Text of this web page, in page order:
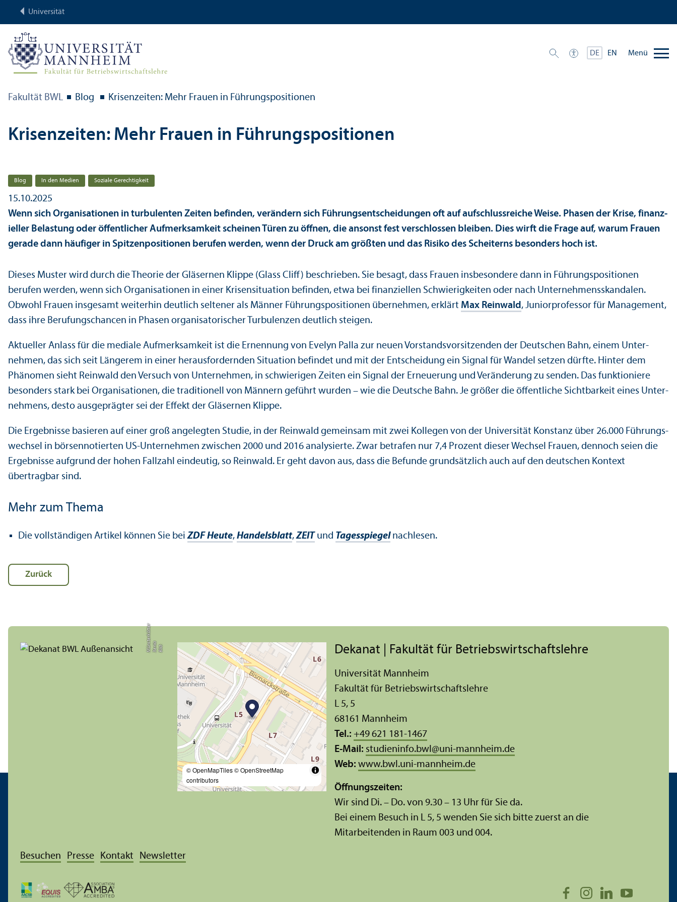
Universität
DE EN Menü
Fakultät BWL Blog Krisenzeiten: Mehr Frauen in Führungs­positionen
Krisenzeiten: Mehr Frauen in Führungs­positionen
Blog In den Medien Soziale Gerechtigkeit
15.10.2025
Wenn sich Organisationen in turbulenten Zeiten befinden, verändern sich Führungs­entscheidungen oft auf aufschlussreiche Weise. Phasen der Krise, finanz­
ieller Belastung oder öffentlicher Aufmerksamkeit scheinen Türen zu öffnen, die ansonst fest verschlossen bleiben. Dies wirft die Frage auf, warum Frauen
gerade dann häufiger in Spitzenpositionen berufen werden, wenn der Druck am größten und das Risiko des Scheiterns besonders hoch ist.
Dieses Muster wird durch die Theorie der Gläsernen Klippe (Glass Cliff) beschrieben. Sie besagt, dass Frauen insbesondere dann in Führungs­positionen
berufen werden, wenn sich Organisationen in einer Krisensituation befinden, etwa bei finanz­iellen Schwierigkeiten oder nach Unter­nehmens­skandalen.
Obwohl Frauen insgesamt weiterhin deutlich seltener als Männer Führungs­positionen übernehmen, erklärt Max Reinwald, Junior­professor für Management,
dass ihre Berufungs­chancen in Phasen organisatorischer Turbulenzen deutlich steigen.
Aktueller Anlass für die mediale Aufmerksamkeit ist die Ernennung von Evelyn Palla zur neuen Vorstandsvorsitzenden der Deutschen Bahn, einem Unter­
nehmen, das sich seit Längerem in einer herausfordernden Situation befindet und mit der Entscheidung ein Signal für Wandel setzen dürfte. Hinter dem
Phänomen sieht Reinwald den Versuch von Unter­nehmen, in schwierigen Zeiten ein Signal der Erneuerung und Veränderung zu senden. Das funktioniere
besonders stark bei Organisationen, die traditionell von Männern geführt wurden – wie die Deutsche Bahn. Je größer die öffentliche Sichtbarkeit eines Unter­
nehmens, desto ausgeprägter sei der Effekt der Gläsernen Klippe.
Die Ergebnisse basieren auf einer groß angelegten Studie, in der Reinwald gemeinsam mit zwei Kollegen von der Universität Konstanz über 26.000 Führungs­
wechsel in börsennotierten US-Unter­nehmen zwischen 2000 und 2016 analysierte. Zwar betrafen nur 7,4 Prozent dieser Wechsel Frauen, dennoch seien die
Ergebnisse aufgrund der hohen Fallzahl eindeutig, so Reinwald. Er geht davon aus, dass die Befunde grundsätzlich auch auf den deutschen Kontext
übertragbar sind.
Mehr zum Thema
Die vollständigen Artikel können Sie beiZDF Heute, Handels­blatt,ZEIT und Tagesspiegelnachlesen.
Zurück
Bil
d:
X
e
ni
aM
ü
n
st
e
r
k
ö
t
t
e
r
© OpenMapTiles© OpenStreetMap
contributors
Dekanat | Fakultät für Betriebs­wirtschafts­lehre
Universität Mannheim
Fakultät für Betriebs­wirtschafts­lehre
L 5, 5
68161 Mannheim
Tel.: +49 621 181-1467
E-Mail: studieninfo.bwl@uni-mannheim.de
Web: www.bwl.uni-mannheim.de
Öffnungs­zeiten:
Wir sind Di. – Do. von 9.30 – 13 Uhr für Sie da.
Bei einem Besuch in L 5, 5 wenden Sie sich bitte zuerst an die
Mitarbeitenden in Raum 003 und 004.
Besuchen Presse Kontakt Newsletter